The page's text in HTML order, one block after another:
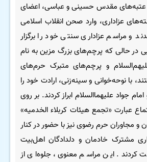
مقدس حسینی و عباسی، اعضای
عزاداری، وارد صحن انقلاب اسلامی
و مراسم عزاداری سنتی خود را برگزار
در حالی که پرچم‌های بزرگ مزین به نام
و پرچم‌های متبرک حرم‌های
با نوحه‌خوانی و سینه‌زنی، ارادت خود را
جواد علیهماالسلام ابراز کردند. بر روی
عبارت «تجمع هیئات کربلاء الخدمیه»
و مجاوران حرم رضوی نیز با حضور در کنار
مشترک خادمان و دلدادگان اهل‌بیت
کردند. این مراسم معنوی، جلوه‌ای از